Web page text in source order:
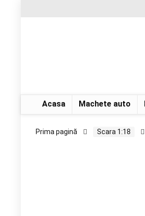
Acasa Machete auto
Prima pagină Scara 1:18